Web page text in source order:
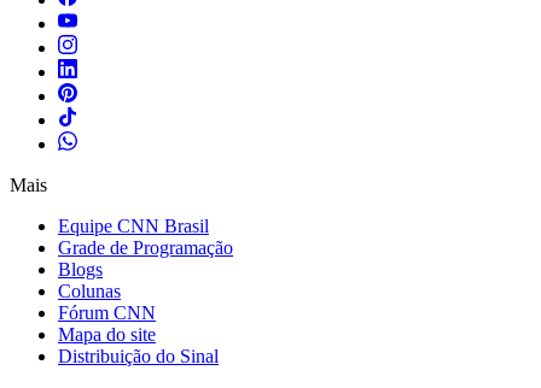
Mais
Equipe CNN Brasil
Grade de Programação
Blogs
Colunas
Fórum CNN
Mapa do site
Distribuição do Sinal